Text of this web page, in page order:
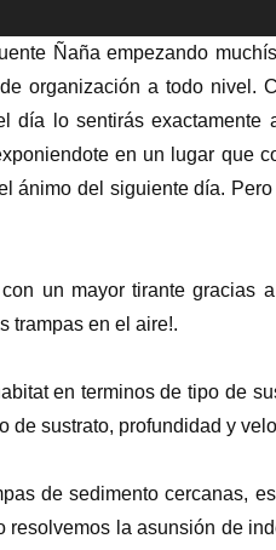
Ñaña empezando
organización a todo nivel.
día lo sentirás exactamente
en un lugar que
ánimo del siguiente día.
un mayor tirante gracias
trampas en el aire!.
en terminos de tipo de
de sustrato, profundidad y
de sedimento cercanas,
la asunsión de